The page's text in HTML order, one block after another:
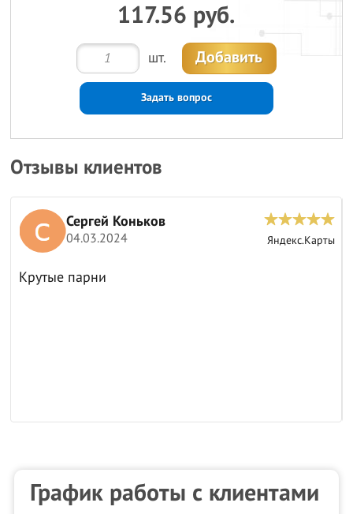
117.56 руб.
шт. Добавить
Задать вопрос
Отзывы клиентов
Сергей Коньков
04.03.2024 Яндекс.Карты
Крутые парни
График работы с клиентами